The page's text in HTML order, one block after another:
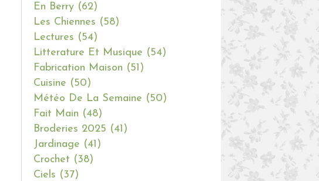
En Berry (62)
Les Chiennes (58)
Lectures (54)
Litterature Et Musique (54)
Fabrication Maison (51)
Cuisine (50)
Météo De La Semaine (50)
Fait Main (48)
Broderies 2025 (41)
Jardinage (41)
Crochet (38)
Ciels (37)